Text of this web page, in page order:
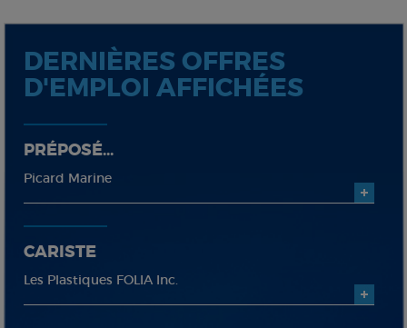
DERNIÈRES OFFRES
D'EMPLOI AFFICHÉES
PRÉPOSÉ...
Picard Marine
CARISTE
Les Plastiques FOLIA Inc.